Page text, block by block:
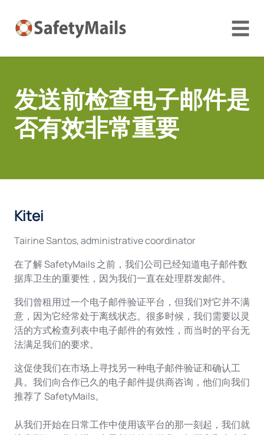
☰
发送前检查电子邮件是
否有效非常重要
Kitei
Tairine Santos, administrative coordinator
在了解 SafetyMails 之前，我们公司已经知道电子邮件数
据库卫生的重要性，因为我们一直在处理群发邮件。
我们曾租用过一个电子邮件验证平台，但我们对它并不满
意，因为它经常处于离线状态。很多时候，我们需要以灵
活的方式检查列表中电子邮件的有效性，而当时的平台无
法满足我们的要求。
这促使我们在市场上寻找另一种电子邮件验证和确认工
具。我们向合作已久的电子邮件提供商咨询，他们向我们
推荐了 SafetyMails。
从我们开始在日常工作中使用该平台的那一刻起，我们就